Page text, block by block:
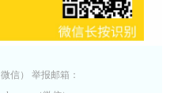
信） 举报邮箱：